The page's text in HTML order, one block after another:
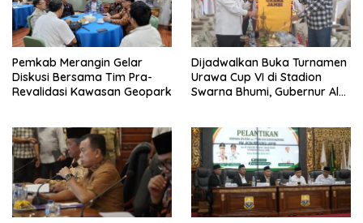
Pemkab Merangin Gelar
Diskusi Bersama Tim Pra-
Revalidasi Kawasan Geopark
Dijadwalkan Buka Turnamen
Urawa Cup VI di Stadion
Swarna Bhumi, Gubernur Al